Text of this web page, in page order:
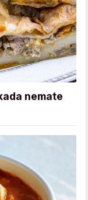
nemate